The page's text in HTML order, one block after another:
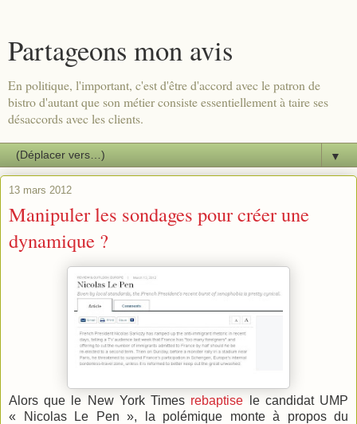
Partageons mon avis
En politique, l'important, c'est d'être d'accord avec le patron de
bistro d'autant que son métier consiste essentiellement à taire ses
désaccords avec les clients.
▼
13 mars 2012
Manipuler les sondages pour créer une
dynamique ?
Alors que le New York Times rebaptise le candidat UMP
« Nicolas Le Pen », la polémique monte à propos du